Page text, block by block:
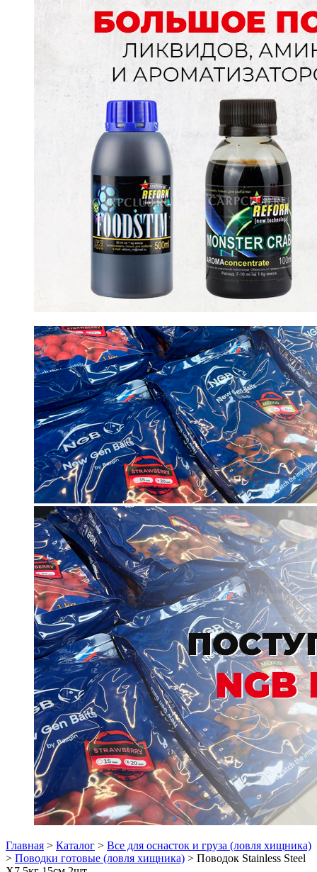
Главная > Каталог > Все для оснасток и груза (ловля хищника)
> Поводки готовые (ловля хищника) > Поводок Stainless Steel